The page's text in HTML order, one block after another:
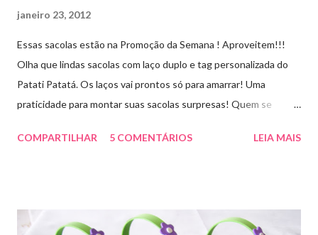
janeiro 23, 2012
Essas sacolas estão na Promoção da Semana ! Aproveitem!!!
Olha que lindas sacolas com laço duplo e tag personalizada do
Patati Patatá. Os laços vai prontos só para amarrar! Uma
praticidade para montar suas sacolas surpresas! Quem se
encomenda! Aproveite essa novidade e faça seu pedido!
COMPARTILHAR 5 COMENTÁRIOS LEIA MAIS